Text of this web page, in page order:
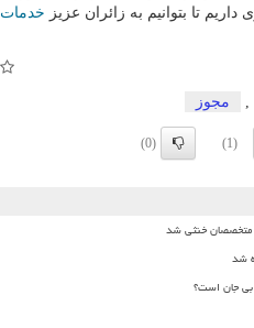
تا بتوانیم به زائران عزیز خدمات
مجوز
(1)
(0)
متخصصان خنثی شد
بی جان است؟